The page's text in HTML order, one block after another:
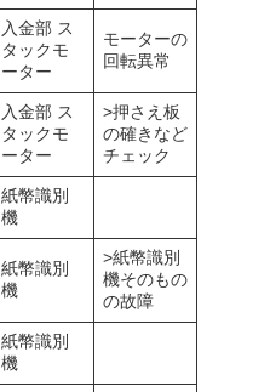
入金部 ス
タックモ
ーター
モーターの
回転異常
入金部 ス
タックモ
ーター
>押さえ板
の確きなど
チェック
紙幣識別
機
紙幣識別
機
>紙幣識別
機そのもの
の故障
紙幣識別
機